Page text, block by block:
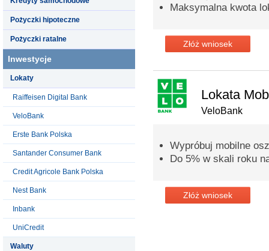
Pożyczki hipoteczne
Pożyczki ratalne
Inwestycje
Lokaty
Raiffeisen Digital Bank
VeloBank
Erste Bank Polska
Santander Consumer Bank
Credit Agricole Bank Polska
Nest Bank
Inbank
UniCredit
Waluty
Maksymalna kwota
Złóż wniosek
Lokata
VeloBank
Wypróbuj mobilne
Do 5% w skali roku
Złóż wniosek